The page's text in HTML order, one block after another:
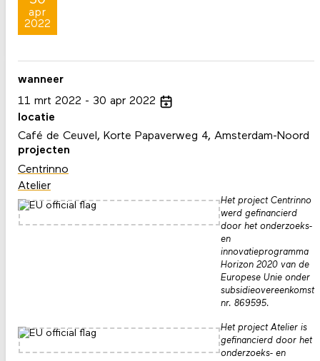
apr
2022
wanneer
11 mrt 2022 30 apr 2022
locatie
Café de Ceuvel, Korte Papaverweg 4, Amsterdam-Noord
projecten
Centrinno
Atelier
Het project Centrinno
werd gefinancierd
door het onderzoeks-
en
innovatieprogramma
Horizon 2020 van de
Europese Unie onder
subsidieovereenkomst
nr. 869595.
Het project Atelier is
gefinancierd door het
onderzoeks- en